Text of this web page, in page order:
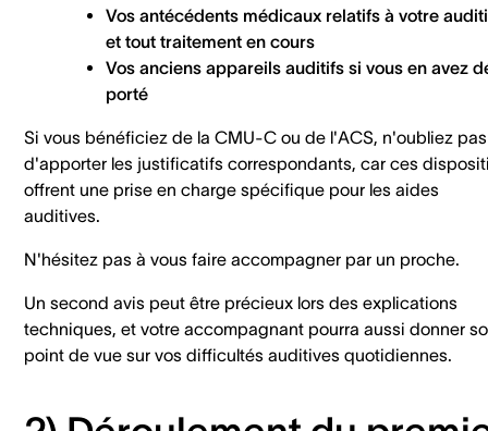
Vos antécédents médicaux relatifs à votre
et tout traitement en cours
Vos anciens appareils auditifs si vous en avez
porté
Si vous bénéficiez de la CMU-C ou de l'ACS, n'oubliez pas
d'apporter les justificatifs correspondants, car ces
offrent une prise en charge spécifique pour les aides
auditives.
N'hésitez pas à vous faire accompagner par un proche.
Un second avis peut être précieux lors des explications
techniques, et votre accompagnant pourra aussi donner
point de vue sur vos difficultés auditives quotidiennes.